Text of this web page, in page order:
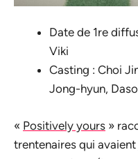
Date de 1re
Viki
Casting : Choi
Jong-hyun,
« Positively yours »
trentenaires qui